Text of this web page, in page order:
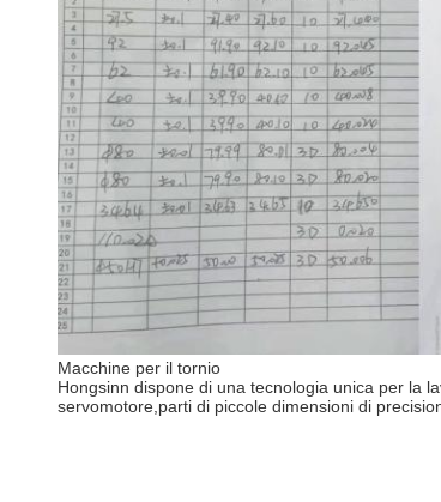
Macchine per il tornio
Hongsinn dispone di una tecnologia unica per la
servomotore,parti di piccole dimensioni di